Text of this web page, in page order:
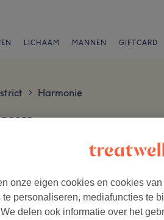
LICHAAM MANNEN GIFTCARD
> Harmonie
onze eigen cookies en cookies
te personaliseren, mediafuncties te
delen ook informatie over het